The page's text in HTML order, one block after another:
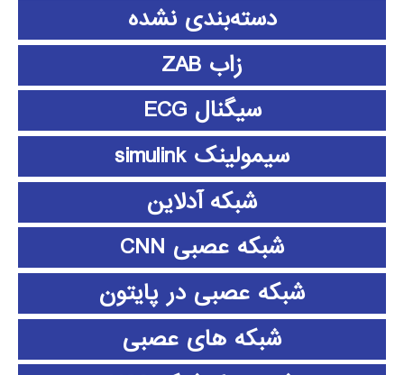
دسته‌بندی نشده
زاب ZAB
سیگنال ECG
سیمولینک simulink
شبکه آدلاین
شبکه عصبی CNN
شبکه عصبی در پایتون
شبکه های عصبی